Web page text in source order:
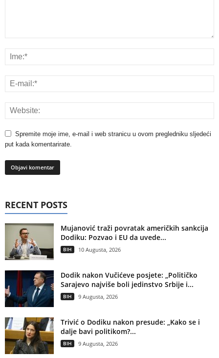
Spremite moje ime, e-mail i web stranicu u ovom pregledniku sljedeći
put kada komentarirate.
RECENT POSTS
Mujanović traži povratak američkih sankcija
Dodiku: Pozvao i EU da uvede...
BIH 10 Augusta, 2026
Dodik nakon Vučićeve posjete: „Političko
Sarajevo najviše boli jedinstvo Srbije i...
BIH 9 Augusta, 2026
Trivić o Dodiku nakon presude: „Kako se i
dalje bavi politikom?...
BIH 9 Augusta, 2026